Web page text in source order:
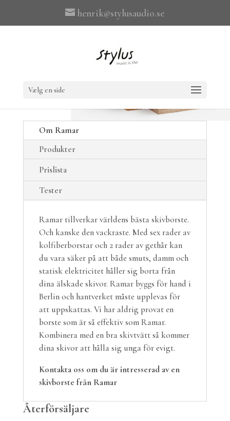
henrik@stylusaudio.se
Vælg en side
Om Ramar
Produkter
Prislista
Tester
Ramar tillverkar världens bästa skivborste.
Och kanske den vackraste. Med sex rader av
kolfiberborstar och 2 rader av gethår kan
du vara säker på att både smuts, damm och
statisk elektricitet håller sig borta från
dina älskade skivor. Ramar byggs för hand i
Berlin och hantverket måste upplevas för
att uppskattas. Vi har aldrig provat en
borste som är så effektiv som Ramar.
Kombinera med en bra skivtvätt så kommer
dina skivor att hålla sig unga för evigt.
Kontakta oss om du är intresserad av en
skivborste från Ramar
Återförsäljare